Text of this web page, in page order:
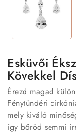
Esküvői
Kövekkel
Érezd magad
Fénytündéri
mely kiváló
így bőröd semmi